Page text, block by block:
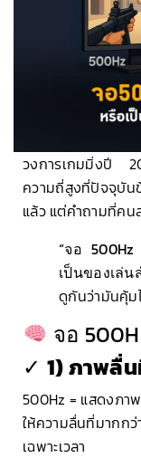
วงการเกมมิ่งปี
ความถี่สูงที่ปัจจุบัน
แล้ว แต่คำถามที่ค
“จอ
เป็นของเล่น
ดูกันว่ามันคุ้ม
จอ
✓ 1) ภาพลื่
500Hz = แสดงภา
ให้ความลื่นที่มากกว่
เฉพาะเวลา